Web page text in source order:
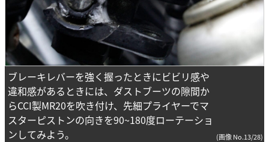
ブレーキレバーを強く握ったときにビビリ感や
違和感があるときには、ダストブーツの隙間か
らCCI製MR20を吹き付け、先細プライヤーでマ
スターピストンの向きを90~180度ローテーショ
ンしてみよう。
(画像 No.13/28)